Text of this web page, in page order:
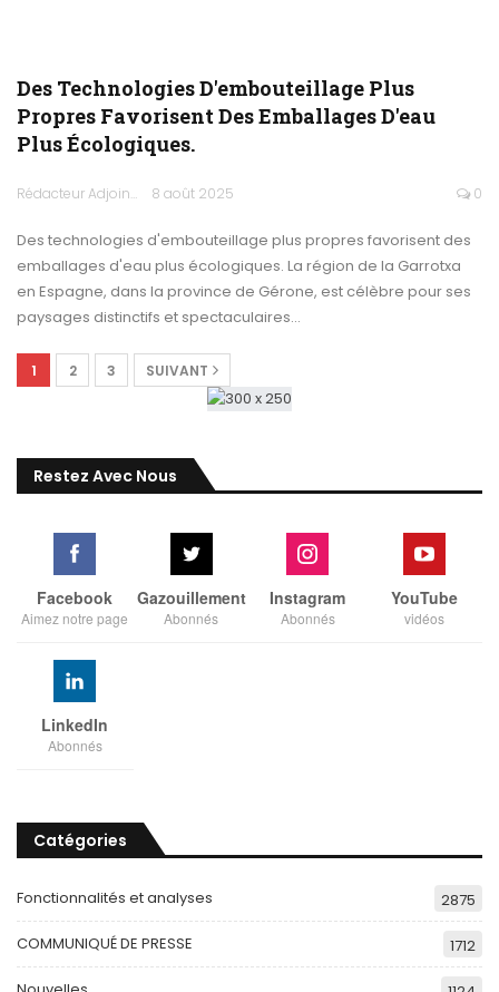
Des Technologies D'embouteillage Plus
Propres Favorisent Des Emballages D'eau
Plus Écologiques.
Rédacteur Adjoint 8 août 2025 0
Des technologies d'embouteillage plus propres favorisent des
emballages d'eau plus écologiques. La région de la Garrotxa
en Espagne, dans la province de Gérone, est célèbre pour ses
paysages distinctifs et spectaculaires…
1 2 3 SUIVANT
Restez Avec Nous
Facebook
Aimez notre page
Gazouillement
Abonnés
Instagram
Abonnés
YouTube
vidéos
LinkedIn
Abonnés
Catégories
Fonctionnalités et analyses 2875
COMMUNIQUÉ DE PRESSE 1712